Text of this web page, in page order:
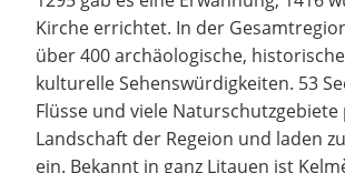
Kirche errichtet. In der
über 400 archäologische,
kulturelle Sehenswürdigkeiten. 53
Flüsse und viele
Landschaft der Regeion und laden
ein. Bekannt in ganz Litauen ist